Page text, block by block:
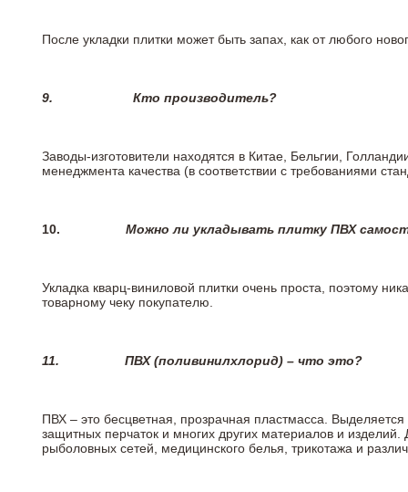
После укладки плитки может быть запах, как от любого
9. Кто производитель?
Заводы-изготовители находятся в Китае, Бельгии,
менеджмента качества (в соответствии с требованиями
10. Можно ли укладывать плитку ПВХ
Укладка кварц-виниловой плитки очень проста, поэтому
товарному чеку покупателю.
11. ПВХ (поливинилхлорид) – что это?
ПВХ – это бесцветная, прозрачная пластмасса.
защитных перчаток и многих других материалов и
рыболовных сетей, медицинского белья, трикотажа и